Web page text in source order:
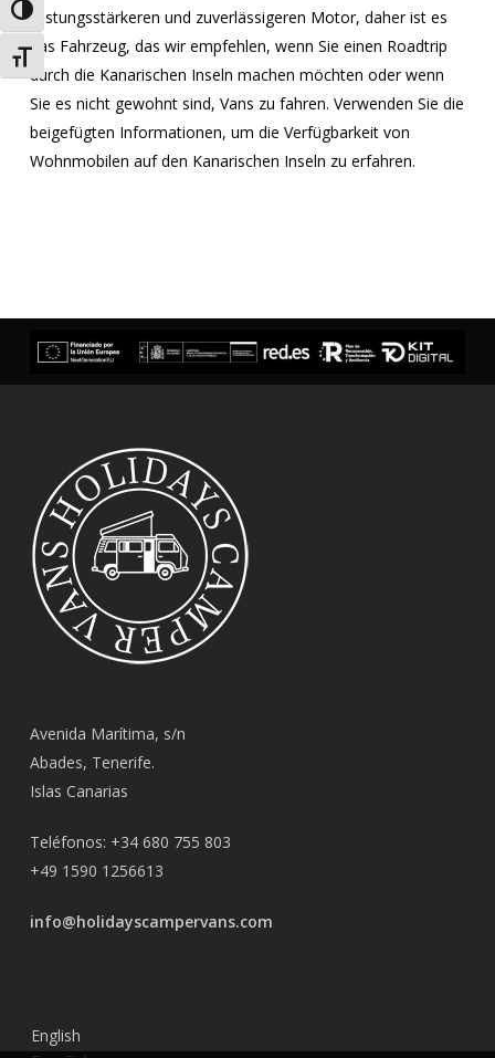
Umschalten auf hohe Kontraste
Schrift vergrößern
leistungsstärkeren und zuverlässigeren Motor, daher ist es
das Fahrzeug, das wir empfehlen, wenn Sie einen Roadtrip
durch die Kanarischen Inseln machen möchten oder wenn
Sie es nicht gewohnt sind, Vans zu fahren. Verwenden Sie die
beigefügten Informationen, um die Verfügbarkeit von
Wohnmobilen auf den Kanarischen Inseln zu erfahren.
Avenida Marítima, s/n
Abades, Tenerife.
Islas Canarias
Teléfonos: ‭+34 680 755 803‬
+49 1590 1256613
info@holidayscampervans.com
English